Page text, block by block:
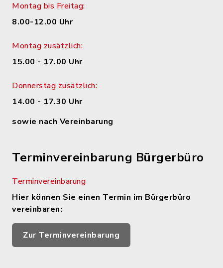
Montag bis Freitag:
8.00-12.00 Uhr
Montag zusätzlich:
15.00 - 17.00 Uhr
Donnerstag zusätzlich:
14.00 - 17.30 Uhr
sowie nach Vereinbarung
Terminvereinbarung Bürgerbüro
Terminvereinbarung
Hier können Sie einen Termin im Bürgerbüro
vereinbaren:
Zur Terminvereinbarung